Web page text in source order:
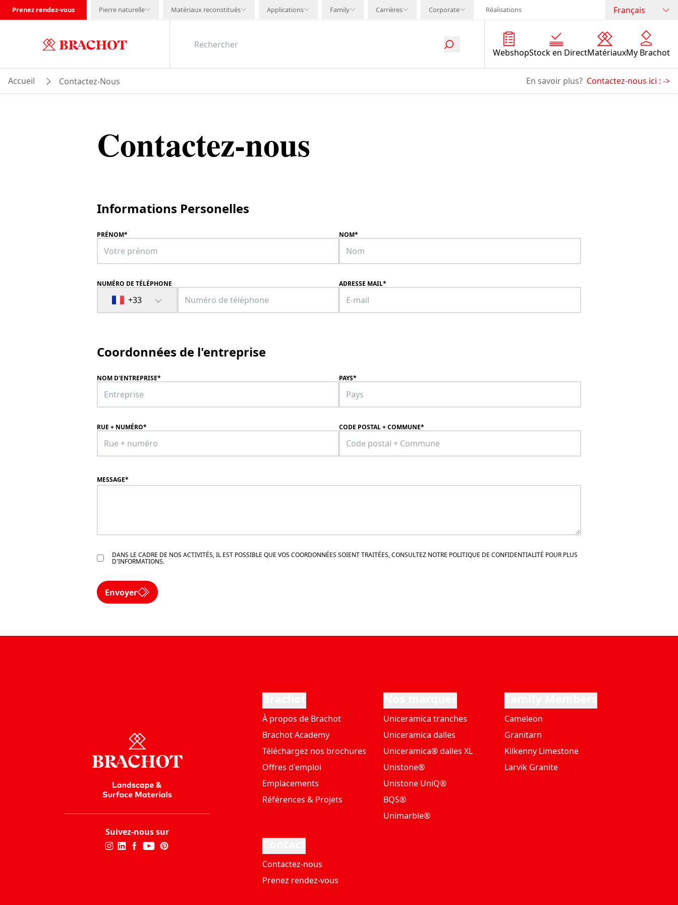
Prenez rendez-vous Pierre naturelle Matériaux reconstitués Applications Family Carrières Corporate Réalisations Français
WebshopStock en DirectMatériauxMy Brachot
Accueil Contactez-Nous En savoir plus? Contactez-nous ici : ->
Contactez-nous
Informations Personelles
PRÉNOM* NOM*
NUMÉRO DE TÉLÉPHONE
+33
ADRESSE MAIL*
Coordonnées de l'entreprise
NOM D'ENTREPRISE* PAYS*
RUE + NUMÉRO* CODE POSTAL+COMMUNE*
MESSAGE*
DANS LE CADRE DE NOS ACTIVITÉS, IL EST POSSIBLE QUE VOS COORDONNÉES SOIENT TRAITÉES, CONSULTEZ NOTRE POLITIQUE DE CONFIDENTIALITÉ POUR PLUS
D'INFORMATIONS.
Envoyer
Suivez-nous sur
À propos de Brachot
Brachot Academy
Téléchargez nos brochures
Offres d'emploi
Emplacements
Références & Projets
Uniceramica tranches
Uniceramica dalles
Uniceramica® dalles XL
Unistone®
Unistone UniQ®
BQS®
Unimarble®
Cameleon
Granitarn
Kilkenny Limestone
Larvik Granite
Contactez-nous
Prenez rendez-vous